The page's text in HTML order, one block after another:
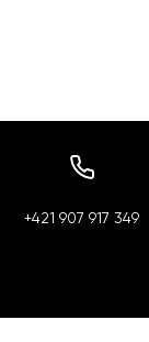
+421 907 917 349